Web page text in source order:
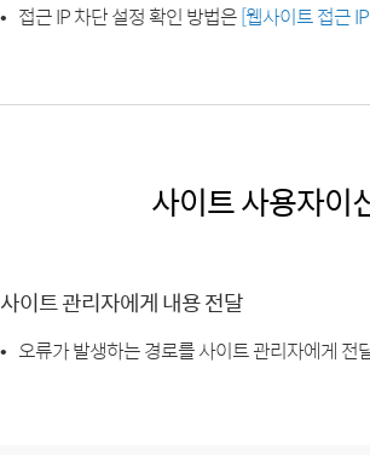
접근 IP 차단 설정 확인 방법은[웹사이트 접근
사이트 사용자이
사이트 관리자에게 내용 전달
오류가 발생하는 경로를 사이트 관리자에게 전